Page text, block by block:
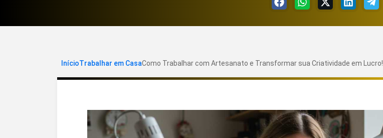
InícioTrabalhar em CasaComo Trabalhar com Artesanato e Transformar sua Criatividade em Lucro!